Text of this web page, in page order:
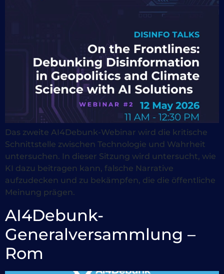
Das zweite AI4Debunk-Webinar wird die kritische
Schnittstelle zwischen Technologie und Wahrheit
untersuchen. In dieser Sitzung wird untersucht, wie
KI dazu beitragen kann, falsche Narrative
aufzudecken und zu bekämpfen, die die öffentliche
Meinung prägen.
AI4Debunk-
Generalversammlung –
Rom